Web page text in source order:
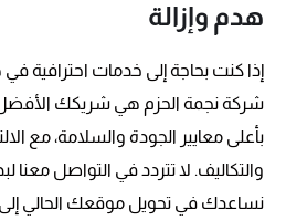
هدم وإزالة
إذا كنت بحاجة إلى خدمات احترافية في
شركة نجمة الحزم هي شريكك
بأعلى معايير الجودة والسلامة، مع
والتكاليف. لا تتردد في التواصل
نساعدك في تحويل موقعك الحالي إلى